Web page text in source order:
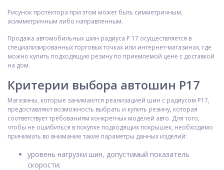
Рисунок протектора при этом может быть симметричным,
асимметричным либо направленным.
Продажа автомобильных шин радиуса Р 17 осуществляется в
специализированных торговых точках или интернет-магазинах, где
можно купить подходящую резину по приемлемой цене с доставкой
на дом.
Критерии выбора автошин Р17
Магазины, которые занимаются реализацией шин с радиусом Р17,
предоставляют возможность выбрать и купить резину, которая
соответствует требованиям конкретных моделей авто. Для того,
чтобы не ошибиться в покупке подходящих покрышек, необходимо
принимать во внимание такие параметры данных изделий:
уровень нагрузки шин, допустимый показатель
скорости;